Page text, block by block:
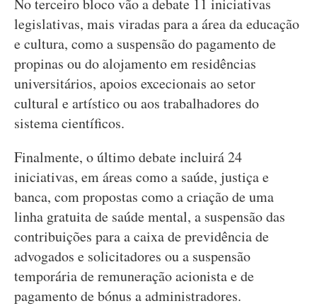
No terceiro bloco vão a debate 11 iniciativas
legislativas, mais viradas para a área da educação
e cultura, como a suspensão do pagamento de
propinas ou do alojamento em residências
universitários, apoios excecionais ao setor
cultural e artístico ou aos trabalhadores do
sistema científicos.
Finalmente, o último debate incluirá 24
iniciativas, em áreas como a saúde, justiça e
banca, com propostas como a criação de uma
linha gratuita de saúde mental, a suspensão das
contribuições para a caixa de previdência de
advogados e solicitadores ou a suspensão
temporária de remuneração acionista e de
pagamento de bónus a administradores.